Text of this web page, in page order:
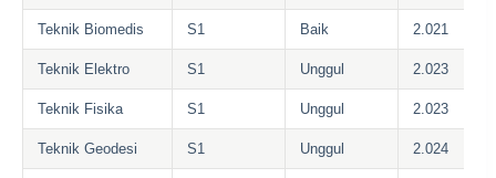
Teknik Biomedis S1 Baik 2.021
Teknik Elektro S1 Unggul 2.023
Teknik Fisika S1 Unggul 2.023
Teknik Geodesi S1 Unggul 2.024